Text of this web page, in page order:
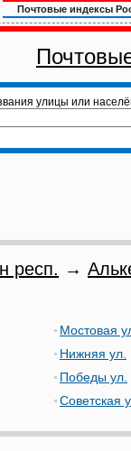
Почтовые индексы
улицы или
респ. →
Мостовая
Нижняя ул.
Победы ул.
Советская